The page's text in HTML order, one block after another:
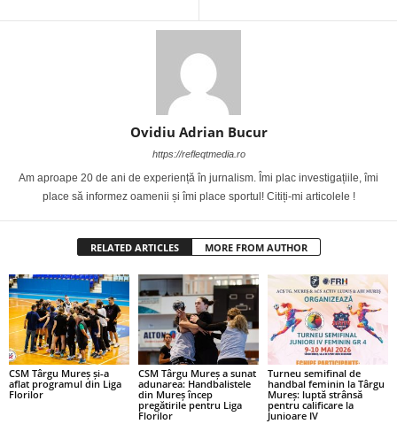
Ovidiu Adrian Bucur
https://refleqtmedia.ro
Am aproape 20 de ani de experiență în jurnalism. Îmi plac investigațiile, îmi
place să informez oamenii și îmi place sportul! Citiți-mi articolele !
RELATED ARTICLES MORE FROM AUTHOR
CSM Târgu Mureș și-a
aflat programul din Liga
Florilor
CSM Târgu Mureș a sunat
adunarea: Handbalistele
din Mureș încep
pregătirile pentru Liga
Florilor
Turneu semifinal de
handbal feminin la Târgu
Mureș: luptă strânsă
pentru calificare la
Junioare IV